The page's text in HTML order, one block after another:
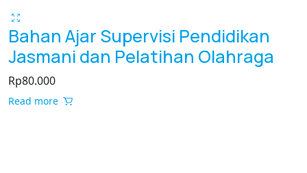
Bahan Ajar Supervisi Pendidikan
Jasmani dan Pelatihan Olahraga
Rp80.000
Read more